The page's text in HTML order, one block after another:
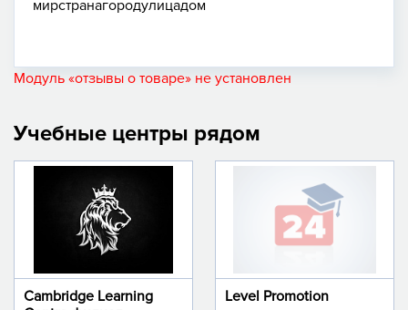
мирстранагородулицадом
Модуль «отзывы о товаре» не установлен
Учебные центры рядом
Cambridge Learning
Level Promotion